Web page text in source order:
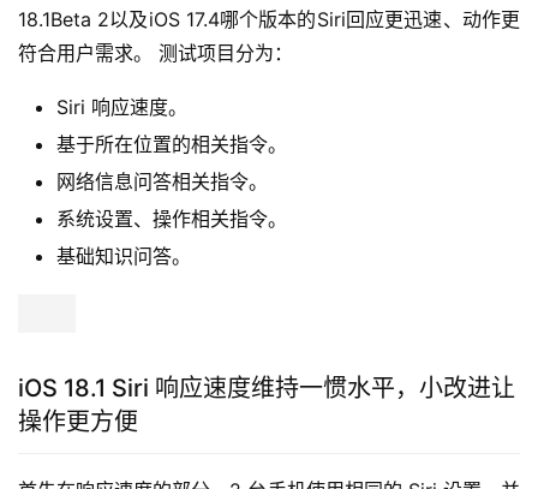
18.1Beta 2以及iOS 17.4哪个版本的Siri回应更迅速、动作更
符合用户需求。 测试项目分为：
Siri 响应速度。
基于所在位置的相关指令。
网络信息问答相关指令。
系统设置、操作相关指令。
基础知识问答。
iOS 18.1 Siri 响应速度维持一惯水平，小改进让
操作更方便